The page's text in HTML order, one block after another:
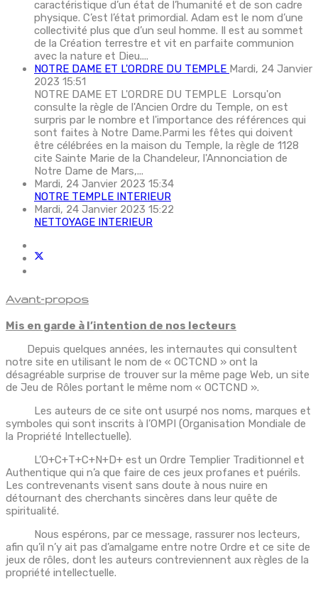
caractéristique d’un état de l’humanité et de son cadre
physique. C’est l’état primordial. Adam est le nom d’une
collectivité plus que d’un seul homme. Il est au sommet
de la Création terrestre et vit en parfaite communion
avec la nature et Dieu....
NOTRE DAME ET L'ORDRE DU TEMPLE Mardi, 24 Janvier
2023 15:51
NOTRE DAME ET L'ORDRE DU TEMPLE Lorsqu'on
consulte la règle de l'Ancien Ordre du Temple, on est
surpris par le nombre et l'importance des références qui
sont faites à Notre Dame.Parmi les fêtes qui doivent
être célébrées en la maison du Temple, la règle de 1128
cite Sainte Marie de la Chandeleur, l'Annonciation de
Notre Dame de Mars,...
Mardi, 24 Janvier 2023 15:34
NOTRE TEMPLE INTERIEUR
Mardi, 24 Janvier 2023 15:22
NETTOYAGE INTERIEUR
Avant-propos
Mis en garde à l’intention de nos lecteurs
Depuis quelques années, les internautes qui consultent
notre site en utilisant le nom de « OCTCND » ont la
désagréable surprise de trouver sur la même page Web, un site
de Jeu de Rôles portant le même nom « OCTCND ».
Les auteurs de ce site ont usurpé nos noms, marques et
symboles qui sont inscrits à l’OMPI (Organisation Mondiale de
la Propriété Intellectuelle).
L’O+C+T+C+N+D+ est un Ordre Templier Traditionnel et
Authentique qui n’a que faire de ces jeux profanes et puérils.
Les contrevenants visent sans doute à nous nuire en
détournant des cherchants sincères dans leur quête de
spiritualité.
Nous espérons, par ce message, rassurer nos lecteurs,
afin qu’il n’y ait pas d’amalgame entre notre Ordre et ce site de
jeux de rôles, dont les auteurs contreviennent aux règles de la
propriété intellectuelle.